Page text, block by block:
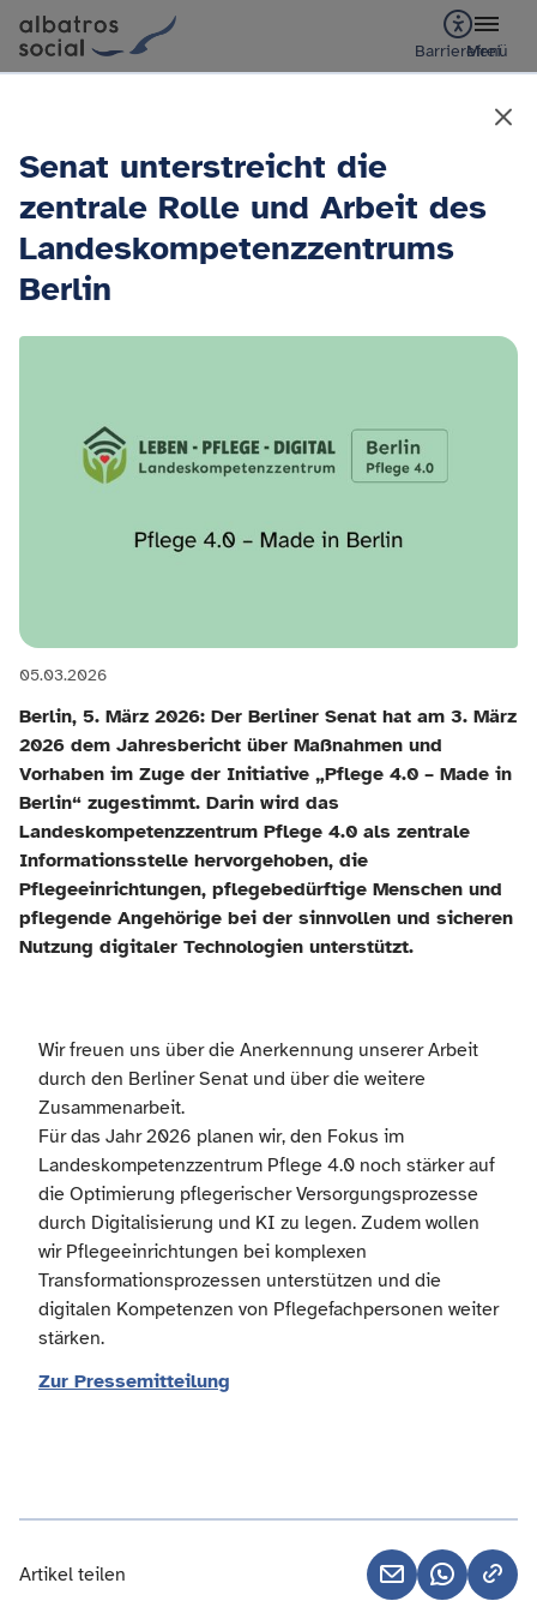
Barrierefrei
Menü
Senat unterstreicht die
zentrale Rolle und Arbeit des
Landeskompetenzzentrums
Berlin
05.03.2026
Berlin, 5. März 2026: Der Berliner Senat hat am 3. März
2026 dem Jahresbericht über Maßnahmen und
Vorhaben im Zuge der Initiative „Pflege 4.0 – Made in
Berlin“ zugestimmt. Darin wird das
Landeskompetenzzentrum Pflege 4.0 als zentrale
Informationsstelle hervorgehoben, die
Pflegeeinrichtungen, pflegebedürftige Menschen und
pflegende Angehörige bei der sinnvollen und sicheren
Nutzung digitaler Technologien unterstützt.
Wir freuen uns über die Anerkennung unserer Arbeit
durch den Berliner Senat und über die weitere
Zusammenarbeit.
Für das Jahr 2026 planen wir, den Fokus im
Landeskompetenzzentrum Pflege 4.0 noch stärker auf
die Optimierung pflegerischer Versorgungsprozesse
durch Digitalisierung und KI zu legen. Zudem wollen
wir Pflegeeinrichtungen bei komplexen
Transformationsprozessen unterstützen und die
digitalen Kompetenzen von Pflegefachpersonen weiter
stärken.
Zur Pressemitteilung
Artikel teilen